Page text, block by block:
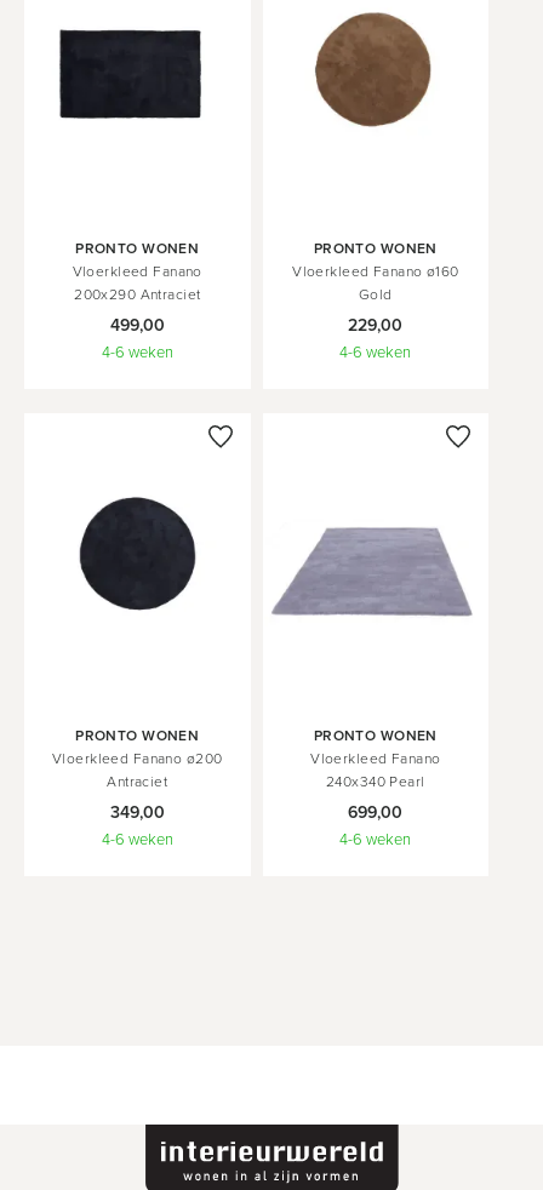
PRONTO WONEN
Vloerkleed Fanano
200x290 Antraciet
499,00
4-6 weken
Winkelwagen
PRONTO WONEN
Vloerkleed Fanano ø160
Gold
229,00
4-6 weken
Winkelwagen
PRONTO WONEN
Vloerkleed Fanano ø200
Antraciet
349,00
4-6 weken
Winkelwagen
PRONTO WONEN
Vloerkleed Fanano
200x290 Stone
499,00
Direct leverbaar
Winkelwagen
PRONTO WONEN
Vloerkleed Fanano
240x340 Pearl
699,00
4-6 weken
Winkelwagen